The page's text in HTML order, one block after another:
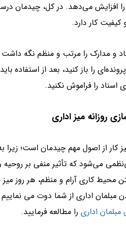
را افزایش می‌دهد. در کل، چیدمان
کیفیت کار دارد.
و مدارک را مرتب و منظم نگه داشت
را باز کنید، بعد از استفاده
را فراموش نکنید.
کار از اصول مهم چیدمان است؛
می‌شود که تأثیر منفی بر
محیط کاری آرام و منظم، هر روز میز
مبلمان اداری از شما دوت می نماییم
اداری را مطالعه فرمایید.